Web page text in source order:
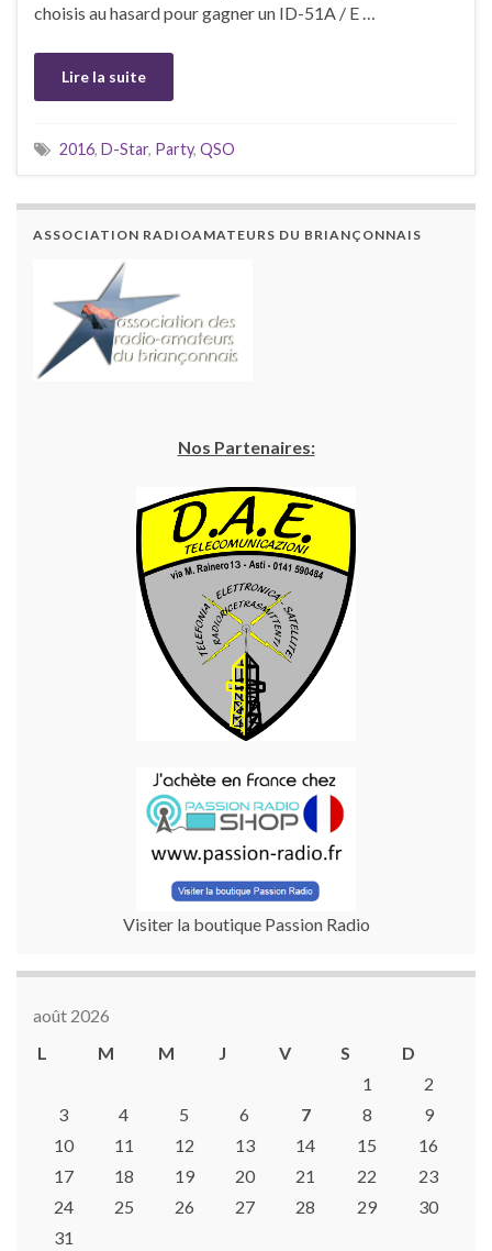
choisis au hasard pour gagner un ID-51A / E …
Lire la suite
2016, D-Star, Party, QSO
ASSOCIATION RADIOAMATEURS DU BRIANÇONNAIS
Nos Partenaires:
Visiter la boutique Passion Radio
août 2026
L
M M J V S
D
1
2
3
4 5 6 7 8
9
10
11 12 13 14 15
16
17
18 19 20 21 22
23
24
25 26 27 28 29
30
31